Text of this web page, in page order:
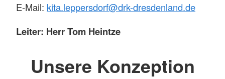
E-Mail: kita.leppersdorf@drk-dresdenland.de
Leiter: Herr Tom Heintze
Unsere Konzeption